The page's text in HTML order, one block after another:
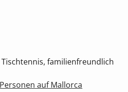
familienfreundlich
auf Mallorca